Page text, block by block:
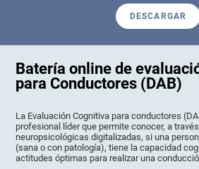
DESCARGAR
Batería online de
para Conductores (DAB)
La Evaluación Cognitiva para conductores
profesional líder que permite conocer, a
neuropsicológicas digitalizadas, si una
(sana o con patología), tiene la capacidad
actitudes óptimas para realizar una